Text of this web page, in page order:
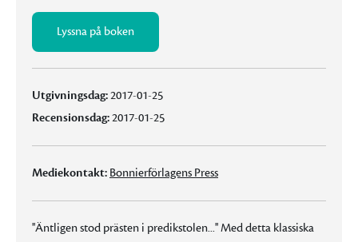
Lyssna på boken
Utgivningsdag:2017-01-25
Recensionsdag:2017-01-25
Mediekontakt: Bonnierförlagens Press
''Äntligen stod prästen i predikstolen...'' Med detta klassiska